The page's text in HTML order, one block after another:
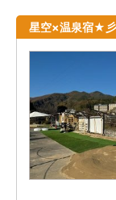
星空×温泉宿★彡